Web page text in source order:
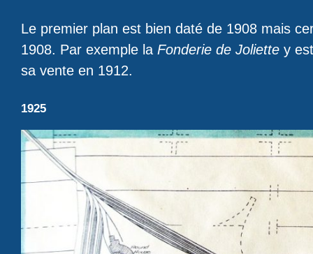
Le premier plan est bien daté de 1908 mais
1908. Par exemple la Fonderie de Joliette y
sa vente en 1912.
1925